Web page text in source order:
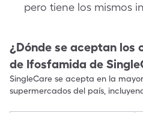
pero tiene los mismos
¿Dónde se aceptan los
de Ifosfamida de
SingleCare se acepta en la
supermercados del país,